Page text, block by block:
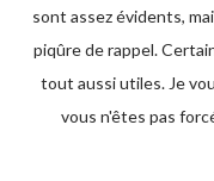
sont assez évidents,
piqûre de rappel.
tout aussi utiles. Je
vous n'êtes pas